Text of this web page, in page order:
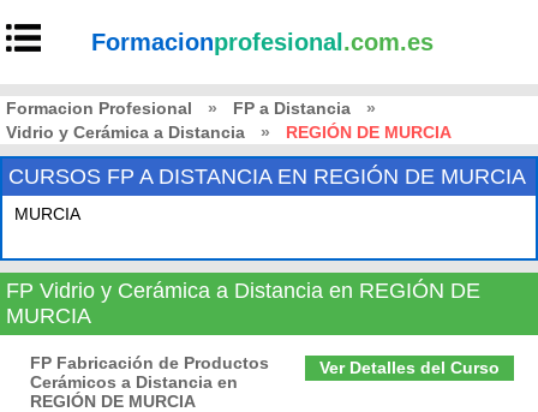
Formacionprofesional .com.es
Formacion Profesional » FP a Distancia
»
Vidrio y Cerámica a Distancia
» REGIÓN DE MURCIA
CURSOS FP A DISTANCIA EN REGIÓN DE MURCIA
MURCIA
FP Vidrio y Cerámica a Distancia en REGIÓN DE
MURCIA
Ver Detalles del Curso
FP Fabricación de Productos
Cerámicos a Distancia en
REGIÓN DE MURCIA